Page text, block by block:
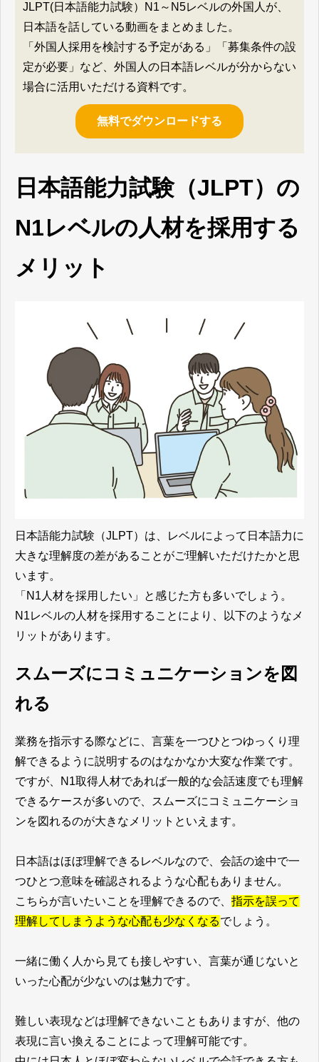
JLPT(日本語能力試験）N1～N5レベルの外国人が、
日本語を話している動画をまとめました。
「外国人採用を検討する予定がある」「募集条件の設
定が必要」など、外国人の日本語レベルが分からない
場合に活用いただける資料です。
無料でダウンロードする
日本語能力試験（JLPT）の
N1レベルの人材を採用する
メリット
日本語能力試験（JLPT）は、レベルによって日本語力に
大きな理解度の差があることがご理解いただけたかと思
います。
「N1人材を採用したい」と感じた方も多いでしょう。
N1レベルの人材を採用することにより、以下のようなメ
リットがあります。
スムーズにコミュニケーションを図
れる
業務を指示する際などに、言葉を一つひとつゆっくり理
解できるように説明するのはなかなか大変な作業です。
ですが、N1取得人材であれば一般的な会話速度でも理解
できるケースが多いので、スムーズにコミュニケーショ
ンを図れるのが大きなメリットといえます。
日本語はほぼ理解できるレベルなので、会話の途中で一
つひとつ意味を確認されるような心配もありません。
こちらが言いたいことを理解できるので、 指示を誤って
理解してしまうような心配も少なくなるでしょう。
一緒に働く人から見ても接しやすい、言葉が通じないと
いった心配が少ないのは魅力です。
難しい表現などは理解できないこともありますが、他の
表現に言い換えることによって理解可能です。